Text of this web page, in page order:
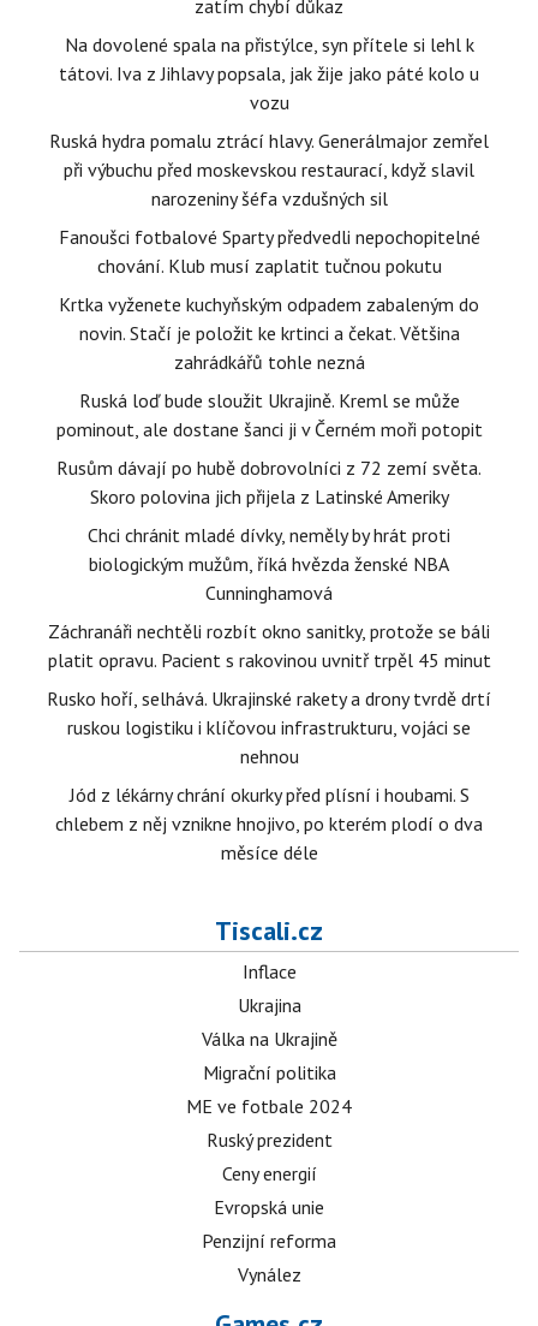
zatím chybí důkaz
Na dovolené spala na přistýlce, syn přítele si lehl k
tátovi. Iva z Jihlavy popsala, jak žije jako páté kolo u
vozu
Ruská hydra pomalu ztrácí hlavy. Generálmajor zemřel
při výbuchu před moskevskou restaurací, když slavil
narozeniny šéfa vzdušných sil
Fanoušci fotbalové Sparty předvedli nepochopitelné
chování. Klub musí zaplatit tučnou pokutu
Krtka vyženete kuchyňským odpadem zabaleným do
novin. Stačí je položit ke krtinci a čekat. Většina
zahrádkářů tohle nezná
Ruská loď bude sloužit Ukrajině. Kreml se může
pominout, ale dostane šanci ji v Černém moři potopit
Rusům dávají po hubě dobrovolníci z 72 zemí světa.
Skoro polovina jich přijela z Latinské Ameriky
Chci chránit mladé dívky, neměly by hrát proti
biologickým mužům, říká hvězda ženské NBA
Cunninghamová
Záchranáři nechtěli rozbít okno sanitky, protože se báli
platit opravu. Pacient s rakovinou uvnitř trpěl 45 minut
Rusko hoří, selhává. Ukrajinské rakety a drony tvrdě drtí
ruskou logistiku i klíčovou infrastrukturu, vojáci se
nehnou
Jód z lékárny chrání okurky před plísní i houbami. S
chlebem z něj vznikne hnojivo, po kterém plodí o dva
měsíce déle
Tiscali.cz
Inflace
Ukrajina
Válka na Ukrajině
Migrační politika
ME ve fotbale 2024
Ruský prezident
Ceny energií
Evropská unie
Penzijní reforma
Vynález